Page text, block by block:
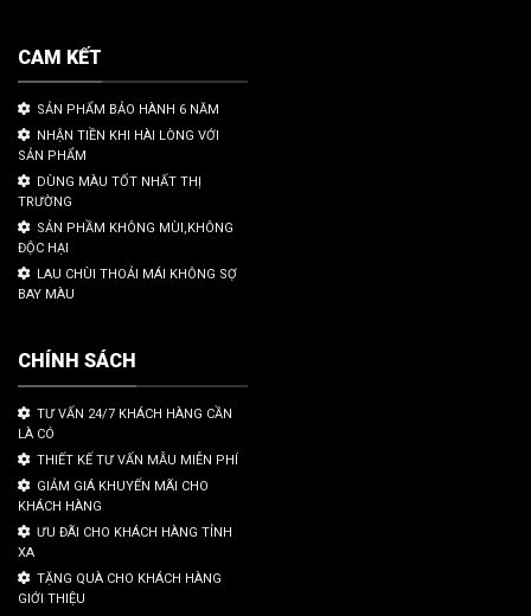
CAM KẾT
SẢN PHẨM BẢO HÀNH 6 NĂM
NHẬN TIỀN KHI HÀI LÒNG VỚI
SẢN PHẨM
DÙNG MÀU TỐT NHẤT THỊ
TRƯỜNG
SẢN PHẦM KHÔNG MÙI,KHÔNG
ĐỘC HẠI
LAU CHÙI THOẢI MÁI KHÔNG SỢ
BAY MÀU
CHÍNH SÁCH
TƯ VẤN 24/7 KHÁCH HÀNG CẦN
LÀ CÓ
THIẾT KẾ TƯ VẤN MẪU MIỄN PHÍ
GIẢM GIÁ KHUYẾN MÃI CHO
KHÁCH HÀNG
ƯU ĐÃI CHO KHÁCH HÀNG TỈNH
XA
TẶNG QUÀ CHO KHÁCH HÀNG
GIỚI THIỆU